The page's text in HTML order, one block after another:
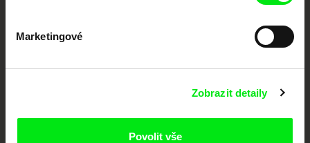
Marketingové
Zobrazit detaily
Povolit vše
Portál DAFilms.cz je výsledkem tvůrčí spolupráce 7 klíčových evropských
posouvat hranice dokumentárního filmu, propagovat jeho rozmanitost a
podporovat kvalitní autorské filmy.